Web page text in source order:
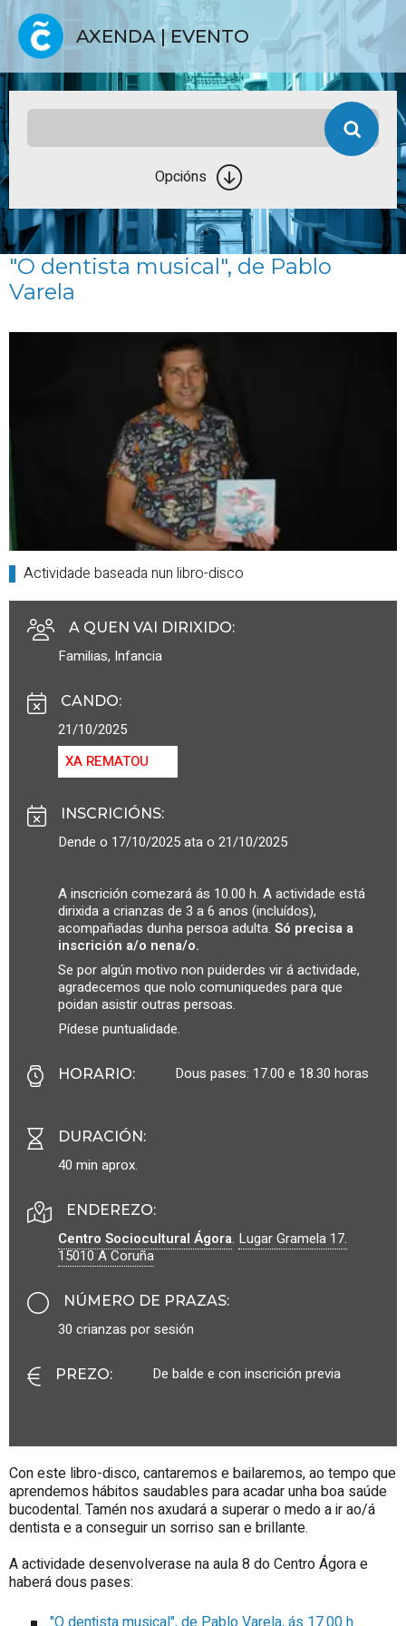
AXENDA | EVENTO
Opcións
"O dentista musical", de Pablo
Varela
Actividade baseada nun libro-disco
A QUEN VAI DIRIXIDO:
Familias, Infancia
CANDO:
21/10/2025
XA REMATOU
INSCRICIÓNS:
Dende o 17/10/2025 ata o 21/10/2025
A inscrición comezará ás 10.00 h. A actividade está
dirixida a crianzas de 3 a 6 anos (incluídos),
acompañadas dunha persoa adulta. Só precisa a
inscrición a/o nena/o.
Se por algún motivo non puiderdes vir á actividade,
agradecemos que nolo comuniquedes para que
poidan asistir outras persoas.
Pídese puntualidade.
HORARIO: Dous pases: 17.00 e 18.30 horas
DURACIÓN:
40 min aprox.
ENDEREZO:
Centro Sociocultural Ágora. Lugar Gramela 17.
15010A Coruña
NÚMERO DE PRAZAS:
30 crianzas por sesión
PREZO: De balde e con inscrición previa
Con este libro-disco, cantaremos e bailaremos, ao tempo que
aprendemos hábitos saudables para acadar unha boa saúde
bucodental. Tamén nos axudará a superar o medo a ir ao/á
dentista e a conseguir un sorriso san e brillante.
A actividade desenvolverase na aula 8 do Centro Ágora e
haberá dous pases: